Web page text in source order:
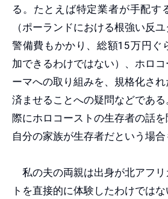
る。たとえば特定業者が手配す
（ポーランドにおける根強い反
警備費もかかり、総額15万円ぐ
加できるわけではない）、ホロ
ーマへの取り組みを、規格化さ
済ませることへの疑問などであ
際にホロコーストの生存者の話を
自分の家族が生存者だという場合
私の夫の両親は出身が北アフリ
トを直接的に体験したわけでは